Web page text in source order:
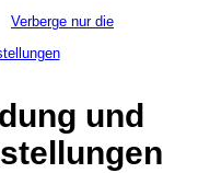
Verberge nur die
und